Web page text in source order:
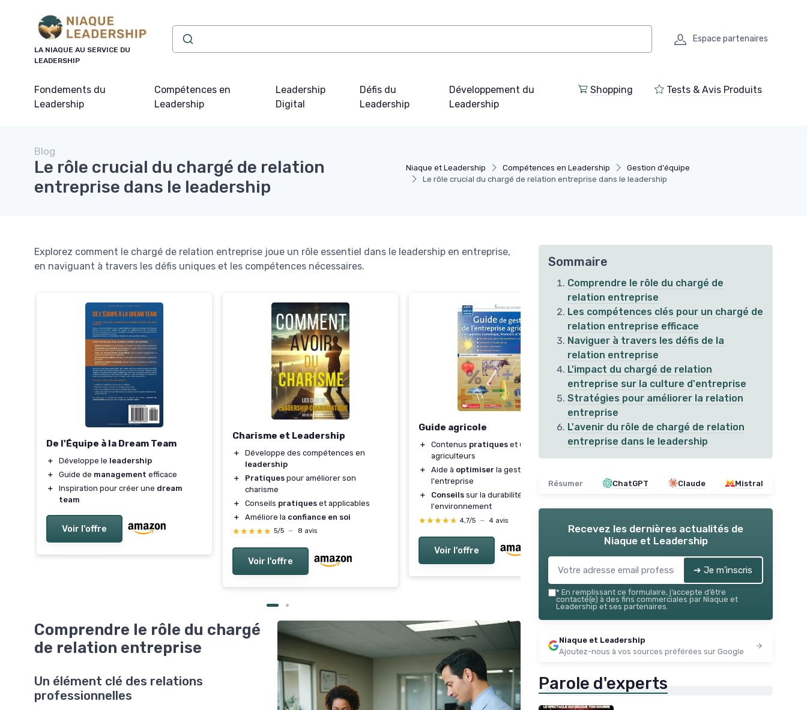
LA NIAQUE AU SERVICE DU
LEADERSHIP
Espace partenaires
Fondements du
Leadership
Compétences en
Leadership
Leadership
Digital
Défis du
Leadership
Développement du
Leadership
Shopping Tests & Avis Produits
Niaque et Leadership Compétences en Leadership
Gestion d'équipe
Le rôle crucial du chargé de relation entreprise dans le leadership
Blog
Le rôle crucial du chargé de relation
entreprise dans le leadership
Explorez comment le chargé de relation entreprise joue un rôle essentiel dans le leadership en entreprise,
en naviguant à travers les défis uniques et les compétences nécessaires.
De l'Équipe à la Dream Team
＋ Développe le leadership
＋
Guide de management efficace
＋
Inspiration pour créer une dream
team
Voir l'offre
Charisme et Leadership
＋
Développe des compétences en
leadership
＋
Pratiques pour améliorer son
charisme
＋
Conseils pratiques et applicables
＋
Améliore la confiance en soi
★★★★★
★★★★★ 5/5 — 8 avis
Voir l'offre
Guide agricole
＋ Contenus pratiques et utiles
pour les
agriculteurs
＋
Aide à optimiser la gestion de
l'entreprise
＋
Conseils sur la durabilité et
l'environnement
★★★★★
★★★★★ 4,7/5 — 4 avis
Voir l'offre
Guide de gestion agricole
＋ Contenucompletetdétaillé
＋ Actualiséavec les dernières
＋ Facile à comprendrepour les
＋ Exemples pratiquesfournis
Voir l'offre
Comprendre le rôle du chargé
de relation entreprise
Un élément clé des relations
professionnelles
Sommaire
Comprendre le rôle du chargé de
relation entreprise
Les compétences clés pour un chargé de
relation entreprise efficace
Naviguer à travers les défis de la
relation entreprise
L'impact du chargé de relation
entreprise sur la culture d'entreprise
Stratégies pour améliorer la relation
entreprise
L'avenir du rôle de chargé de relation
entreprise dans le leadership
Résumer ChatGPT Claude Mistral
Recevez les dernières actualités de
Niaque et Leadership
➔ Je m'inscris
* En remplissant ce formulaire, j’accepte d’être
contacté(e) à des fins commerciales par Niaque et
Leadership et ses partenaires.
Niaque et Leadership
Ajoutez-nous à vos sources préférées sur Google
Parole d'experts